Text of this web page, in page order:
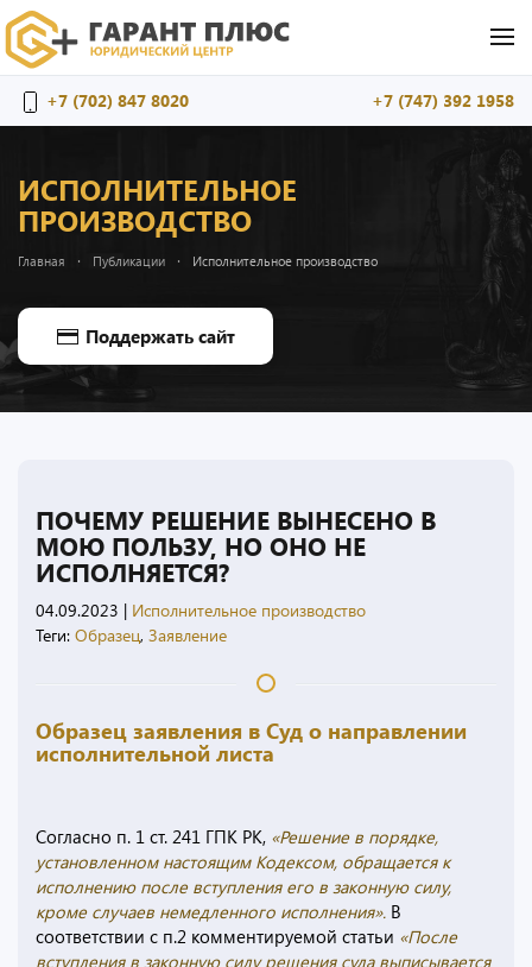
+7 (702) 847 8020 +7 (747) 392 1958
ИСПОЛНИТЕЛЬНОЕ
ПРОИЗВОДСТВО
Главная Публикации Исполнительное производство
Поддержать сайт
ПОЧЕМУ РЕШЕНИЕ ВЫНЕСЕНО В
МОЮ ПОЛЬЗУ, НО ОНО НЕ
ИСПОЛНЯЕТСЯ?
04.09.2023 | Исполнительное производство
Теги: Образец, Заявление
Образец заявления в Суд о направлении
исполнительной листа
Согласно п. 1 ст. 241 ГПК РК, «Решение в порядке,
установленном настоящим Кодексом, обращается к
исполнению после вступления его в законную силу,
кроме случаев немедленного исполнения». В
соответствии с п.2 комментируемой статьи «После
вступления в законную силу решения суда выписывается